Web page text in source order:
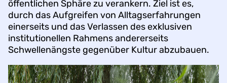
öffentlichen Sphäre zu verankern. Ziel ist es,
durch das Aufgreifen von Alltagserfahrungen
einerseits und das Verlassen des exklusiven
institutionellen Rahmens andererseits
Schwellenängste gegenüber Kultur abzubauen.